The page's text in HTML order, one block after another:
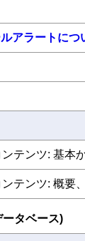
アラートにつ
ンテンツ: 基本
ンテンツ: 概要
タベース)